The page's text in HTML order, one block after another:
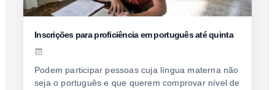
Inscrições para proficiência em português até quinta
Podem participar pessoas cuja língua materna não
seja o português e que querem comprovar nível de